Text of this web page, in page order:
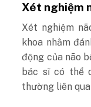
Xét nghiệm
Xét nghiệm
khoa nhằm
động của não
bác sĩ có thể
thường liên